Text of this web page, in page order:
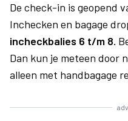
De check-in is geopend
Inchecken en bagage
incheckbalies 6 t/m 8.
Dan kun je meteen door
alleen met handbagage